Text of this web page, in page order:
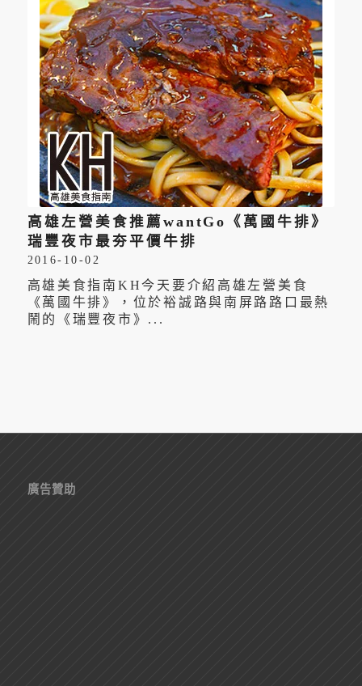
高雄左營美食推薦wantGo《萬國牛排》
瑞豐夜市最夯平價牛排
2016-10-02
高雄美食指南KH今天要介紹高雄左營美食
《萬國牛排》，位於裕誠路與南屏路路口最熱
鬧的《瑞豐夜市》...
廣告贊助